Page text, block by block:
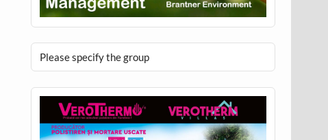
Please specify the group